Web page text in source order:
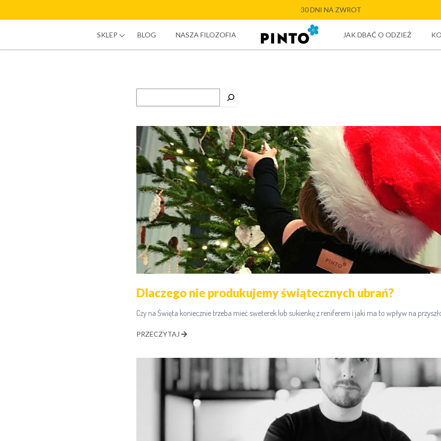
30 DNI NA ZWROT
SKLEP BLOG NASZA FILOZOFIA JAK DBAĆ O ODZIEŻ
Dlaczego nie produkujemy świątecznych ubrań?
Czy na Święta koniecznie trzeba mieć sweterek lub sukienkę z reniferem i jaki ma to wpływ na
PRZECZYTAJ